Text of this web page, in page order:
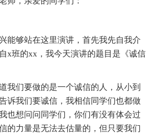
能够站在这里演讲，首先我先自我介
x班的xx，我今天演讲的题目是《诚信
我们要做的是一个诚信的人，从小到
诉我们要诚信，我相信同学们也都做
也想问问同学们，你们有没有体会过
的力量是无法去估量的，但只要我们